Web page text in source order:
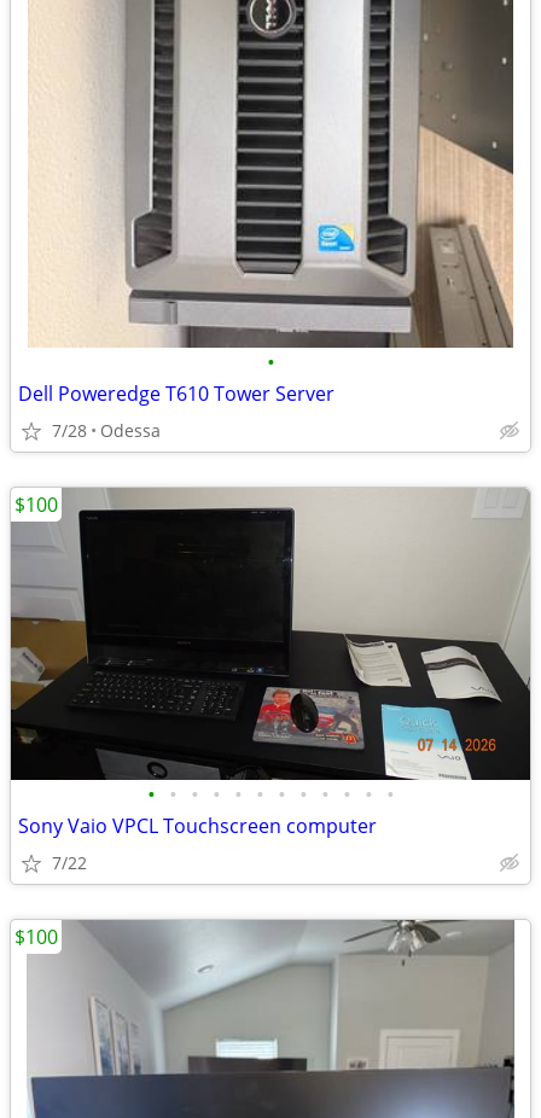
•
Dell Poweredge T610 Tower Server
7/28 Odessa
• • • • • • • • • • • •
Sony Vaio VPCL Touchscreen computer
7/22
$100
$100